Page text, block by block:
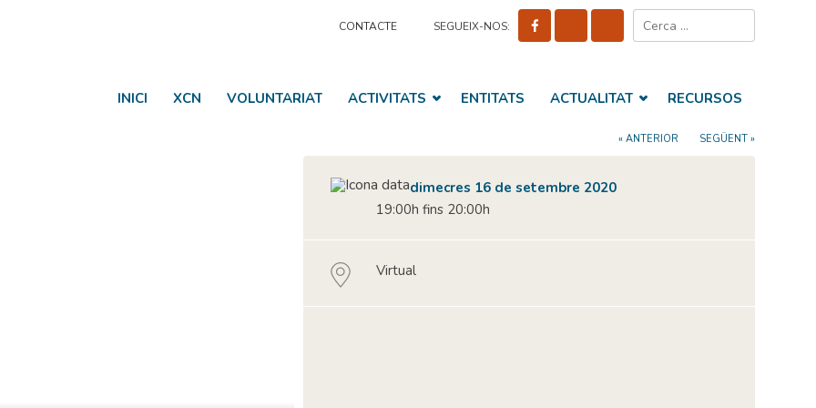
CONTACTE SEGUEIX-NOS:
INICI XCN VOLUNTARIAT ACTIVITATS ENTITATS ACTUALITAT RECURSOS
« ANTERIOR SEGÜENT »
dimecres 16 de setembre 2020
19:00h fins 20:00h
Virtual